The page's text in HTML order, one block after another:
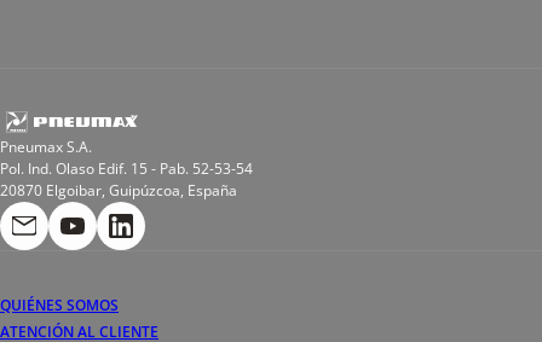
Bobinas
Pneumax S.A.
Pol. Ind. Olaso Edif. 15 - Pab. 52-53-54
20870 Elgoibar, Guipúzcoa, España
QUIÉNES SOMOS
ATENCIÓN AL CLIENTE